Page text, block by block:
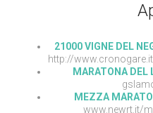
21000 VIGNE DEL
http://
MARATONA DEL
MEZZA
www.newrt.it/